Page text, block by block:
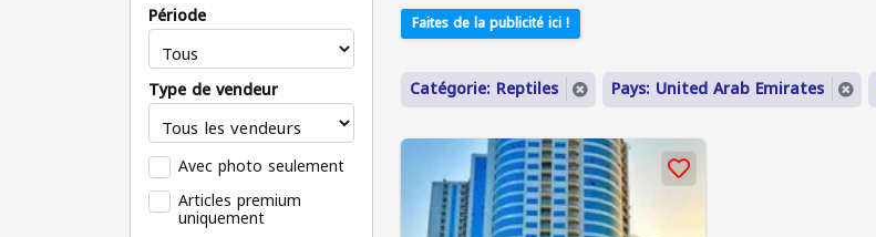
Période
Type de vendeur
Avec photo seulement
Articles premium
uniquement
Faites de la publicité ici !
Catégorie: Reptiles Pays: United Arab Emirates